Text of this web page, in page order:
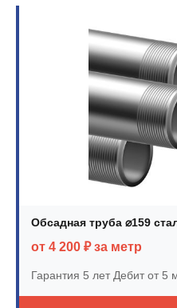
Обсадная труба ⌀159
от 4 200 ₽ за метр
Гарантия 5 летДебит от 5